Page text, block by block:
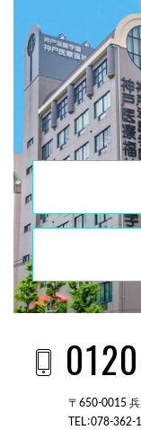
〒650-0015
TEL：078-362-